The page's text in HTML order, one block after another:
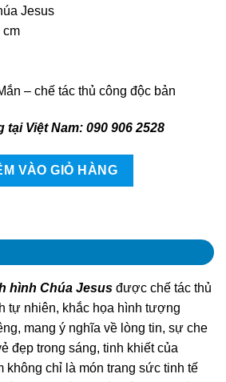
Jesus
cm
– chế tác thủ công độc bản
tại Việt Nam: 090 906 2528
Jesus quantity
VÀO GIỎ HÀNG
hình Chúa Jesus được chế tác thủ
tự nhiên, khắc họa hình tượng
mang ý nghĩa về lòng tin, sự che
đẹp trong sáng, tinh khiết của
không chỉ là món trang sức tinh tế